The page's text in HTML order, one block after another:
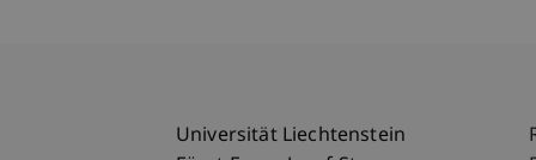
Universität Liechtenstein